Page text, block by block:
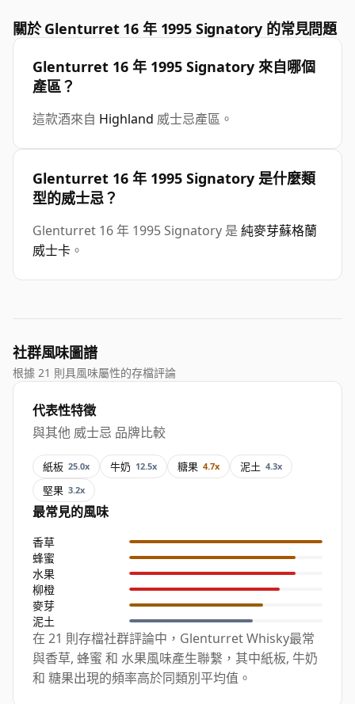
關於 Glenturret 16 年 1995 Signatory 的常見問題
Glenturret 16 年 1995 Signatory 來自哪個
產區？
這款酒來自 Highland 威士忌產區。
Glenturret 16 年 1995 Signatory 是什麼類
型的威士忌？
Glenturret 16 年 1995 Signatory 是 純麥芽蘇格蘭
威士卡 。
社群風味圖譜
根據 21 則具風味屬性的存檔評論
代表性特徵
與其他 威士忌 品牌比較
紙板 25.0x 牛奶 12.5x 糖果 4.7x 泥土 4.3x
堅果 3.2x
最常見的風味
香草
蜂蜜
水果
柳橙
麥芽
泥土
在 21 則存檔社群評論中，Glenturret Whisky最常
與香草, 蜂蜜 和 水果風味產生聯繫，其中紙板, 牛奶
和 糖果出現的頻率高於同類別平均值。